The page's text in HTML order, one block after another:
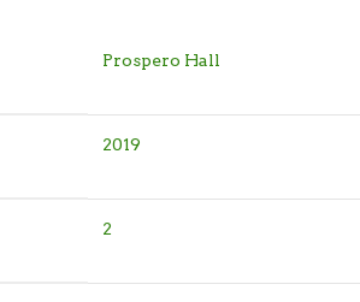
Prospero Hall
2019
2